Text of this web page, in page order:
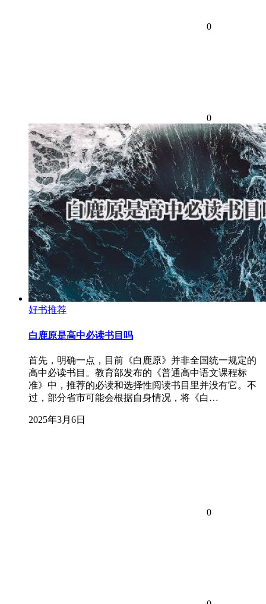
0
0
好书推荐
白鹿原是高中必读书目吗
首先，明确一点，目前《白鹿原》并非全国统一规定的
高中必读书目。教育部发布的《普通高中语文课程标
准》中，推荐的必读和选择性阅读书目里并没有它。不
过，部分省市可能会根据自身情况，将《白…
2025年3月6日
0